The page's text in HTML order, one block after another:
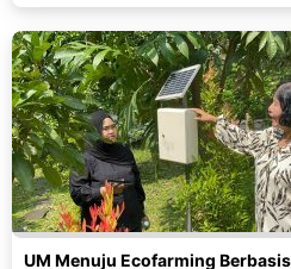
UM Menuju Ecofarming